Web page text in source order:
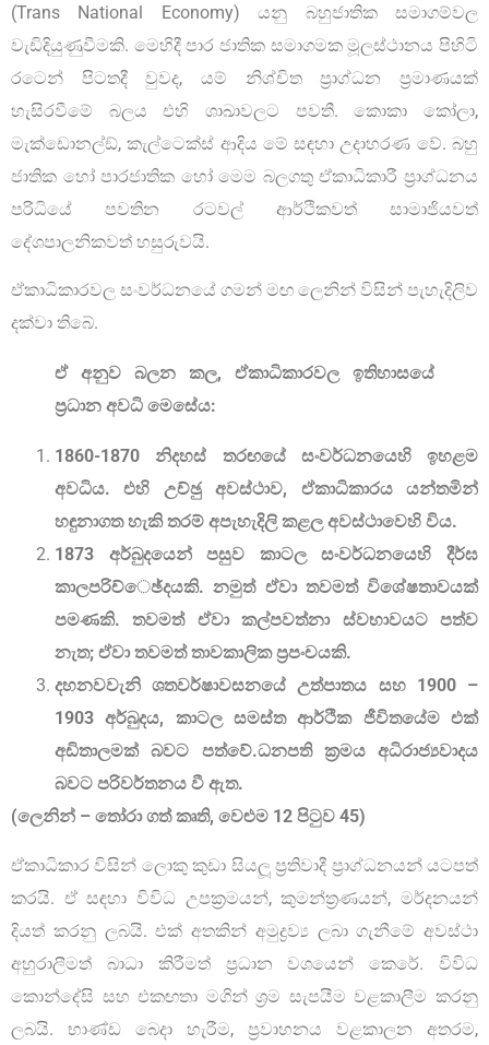
(Trans National Economy) යනු බහුජාතික සමාගම්වල
වැඩිදියුණුවීමකි. මෙහිදී පාර ජාතික සමාගමක මූලස්ථානය පිහිටි
රටෙන් පිටතදී වුවද, යම් නිශ්චිත ප්‍රාග්ධන ප‍්‍රමාණයක්
හැසිරවීමේ බලය එහි ශාඛාවලට පවතී. කොකා කෝලා,
මැක්ඩොනල්ඞ්, කැල්ටෙක්ස් ආදිය මේ සඳහා උදාහරණ වේ. බහු
ජාතික හෝ පාරජාතික හෝ මෙම බලගතු ඒකාධිකාරී ප්‍රාග්ධනය
පරිධියේ පවතින රටවල් ආර්ථිකවත් සාමාජියවත්
දේශපාලනිකවත් හසුරුවයි.
ඒකාධිකාරවල සංවර්ධනයේ ගමන් මඟ ලෙනින් විසින් පැහැදිලිව
දක්වා තිබේ.
ඒ අනුව බලන කල, ඒකාධිකාරවල ඉතිහාසයේ
ප‍්‍රධාන අවධි මෙසේය:
1860-1870 නිදහස් තරඟයේ සංවර්ධනයෙහි ඉහළම
අවධිය. එහි උච්ඡු අවස්ථාව, ඒකාධිකාරය යන්තමින්
හඳුනාගත හැකි තරම් අපැහැදිලි කළල අවස්ථාවෙහි විය.
1873 අර්බුදයෙන් පසුව කාටල සංවර්ධනයෙහි දීර්ඝ
කාලපරිච්ෙඡ්දයකි. නමුත් ඒවා තවමත් විශේෂතාවයක්
පමණකි. තවමත් ඒවා කල්පවත්නා ස්වභාවයට පත්ව
නැත; ඒවා තවමත් තාවකාලික ප‍්‍රපංචයකි.
දහනවවැනි ශතවර්ෂාවසනයේ උත්පාතය සහ 1900 –
1903 අර්බුදය, කාටල සමස්ත ආර්ථික ජීවිතයේම එක්
අඩිතාලමක් බවට පත්වේ.ධනපති ක්‍රමය අධිරාජ්‍යවාදය
බවට පරිවර්තනය වී ඇත.
(ලෙනින් – තෝරා ගත් කෘති, වෙළුම 12 පිටුව 45)
ඒකාධිකාර විසින් ලොකු කුඩා සියලූ ප‍්‍රතිවාදී ප්‍රාග්ධනයන් යටපත්
කරයි. ඒ සඳහා විවිධ උපක්‍රමයන්, කුමන්ත්‍රණයන්, මර්දනයන්
දියත් කරනු ලබයි. එක් අතකින් අමුද්‍රව්‍ය ලබා ගැනීමේ අවස්ථා
අහුරාලීමත් බාධා කිරීමත් ප‍්‍රධාන වශයෙන් කෙරේ. විවිධ
කොන්දේසි සහ එකඟතා මගින් ශ‍්‍රම සැපයීම වළකාලීම කරනු
ලබයි. භාණ්ඩ බෙදා හැරීම, ප‍්‍රවාහනය වළකාලන අතරම,